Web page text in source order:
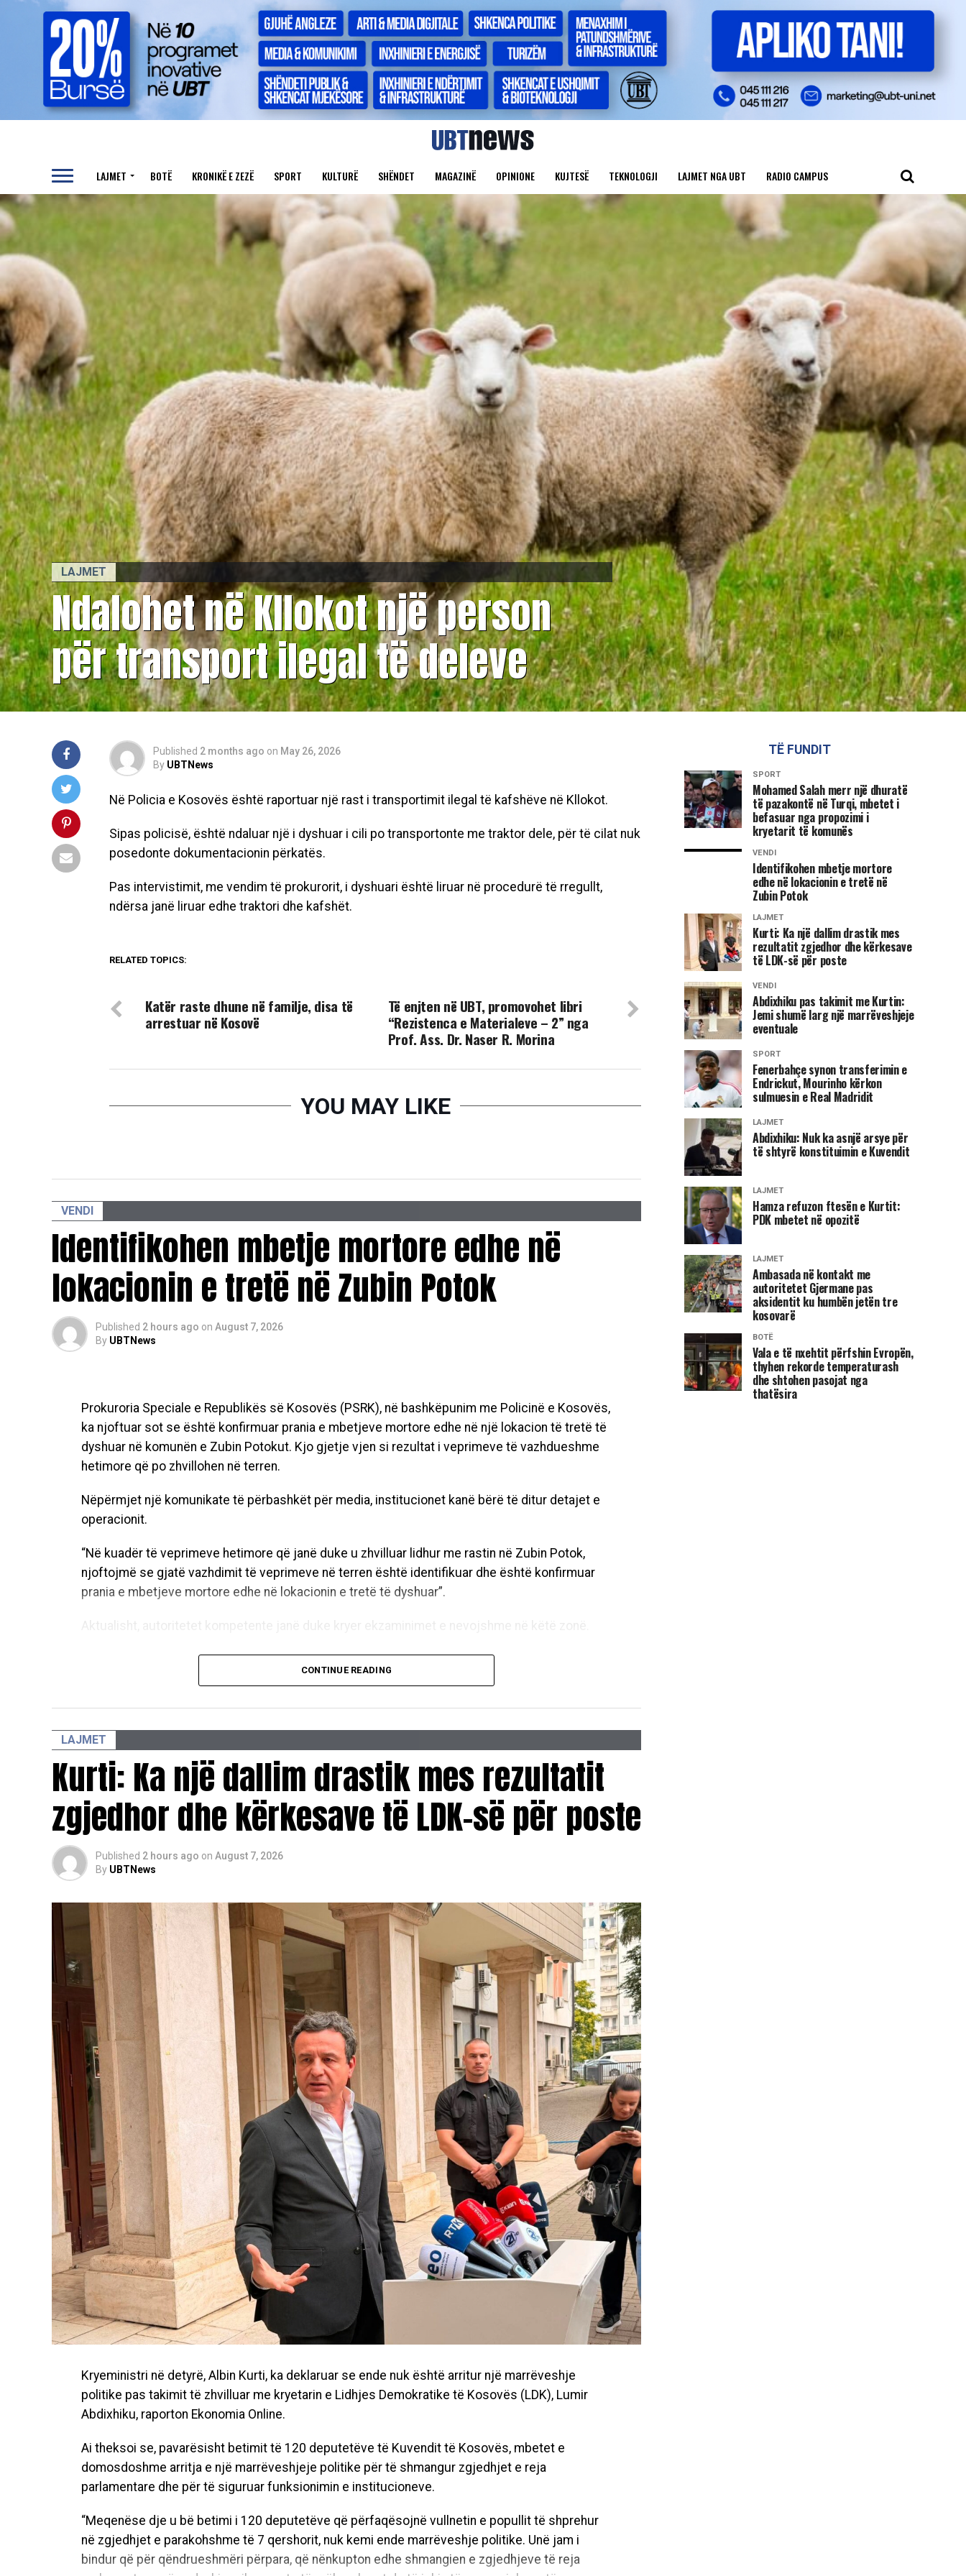
LAJMET BOTË KRONIKË E ZEZË SPORT KULTURË SHËNDET MAGAZINË OPINIONE KUJTESË TEKNOLOGJI LAJMET NGA UBT RADIO CAMPUS
LAJMET
Ndalohet në Kllokot një person
për transport ilegal të deleve
Published 2 months ago on May 26, 2026
By UBTNews
Në Policia e Kosovës është raportuar një rast i transportimit ilegal të kafshëve në Kllokot.
Sipas policisë, është ndaluar një i dyshuar i cili po transportonte me traktor dele, për të cilat nuk
posedonte dokumentacionin përkatës.
Pas intervistimit, me vendim të prokurorit, i dyshuari është liruar në procedurë të rregullt,
ndërsa janë liruar edhe traktori dhe kafshët.
RELATED TOPICS:
Të enjten në UBT, promovohet libri
“Rezistenca e Materialeve – 2” nga
Prof. Ass. Dr. Naser R. Morina
Katër raste dhune në familje, disa të
arrestuar në Kosovë
YOU MAY LIKE
VENDI
Identifikohen mbetje mortore edhe në
lokacionin e tretë në Zubin Potok
Published 2 hours ago on August 7, 2026
By UBTNews
Prokuroria Speciale e Republikës së Kosovës (PSRK), në bashkëpunim me Policinë e Kosovës,
ka njoftuar sot se është konfirmuar prania e mbetjeve mortore edhe në një lokacion të tretë të
dyshuar në komunën e Zubin Potokut. Kjo gjetje vjen si rezultat i veprimeve të vazhdueshme
hetimore që po zhvillohen në terren.
Nëpërmjet një komunikate të përbashkët për media, institucionet kanë bërë të ditur detajet e
operacionit.
“Në kuadër të veprimeve hetimore që janë duke u zhvilluar lidhur me rastin në Zubin Potok,
njoftojmë se gjatë vazhdimit të veprimeve në terren është identifikuar dhe është konfirmuar
prania e mbetjeve mortore edhe në lokacionin e tretë të dyshuar”.
“Në këtë lokacion janë duke u zhvilluar ekzaminimet dhe procedurat e nevojshme hetimore, në
Policia e Kosovës dhe Prokuroria Speciale e Republikës së Kosovës kanë rikonfirmuar
përkushtimin e tyre për këtë çështje.
“Policia e Kosovës dhe Prokuroria Speciale e Republikës së Kosovës mbeten të përkushtuara
për zbardhjen e plotë të këtij rasti, duke ndërmarrë të gjitha veprimet e nevojshme hetimore në
përputhje me ligjin dhe në koordinim të ngushtë ndërinstitucional”. /E.A/
CONTINUE READING
LAJMET
Kurti: Ka një dallim drastik mes rezultatit
zgjedhor dhe kërkesave të LDK-së për poste
Published 2 hours ago on August 7, 2026
By UBTNews
Kryeministri në detyrë, Albin Kurti, ka deklaruar se ende nuk është arritur një marrëveshje
politike pas takimit të zhvilluar me kryetarin e Lidhjes Demokratike të Kosovës (LDK), Lumir
Abdixhiku, raporton Ekonomia Online.
Ai theksoi se, pavarësisht betimit të 120 deputetëve të Kuvendit të Kosovës, mbetet e
domosdoshme arritja e një marrëveshjeje politike për të shmangur zgjedhjet e reja
parlamentare dhe për të siguruar funksionimin e institucioneve.
“Meqenëse dje u bë betimi i 120 deputetëve që përfaqësojnë vullnetin e popullit të shprehur
në zgjedhjet e parakohshme të 7 qershorit, nuk kemi ende marrëveshje politike. Unë jam i
bindur që për qëndrueshmëri përpara, që nënkupton edhe shmangien e zgjedhjeve të reja
TË FUNDIT
SPORT
Mohamed Salah merr një dhuratë
të pazakontë në Turqi, mbetet i
befasuar nga propozimi i
kryetarit të komunës
VENDI
Identifikohen mbetje mortore
edhe në lokacionin e tretë në
Zubin Potok
LAJMET
Kurti: Ka një dallim drastik mes
rezultatit zgjedhor dhe kërkesave
të LDK-së për poste
VENDI
Abdixhiku pas takimit me Kurtin:
Jemi shumë larg një marrëveshjeje
eventuale
SPORT
Fenerbahçe synon transferimin e
Endrickut, Mourinho kërkon
sulmuesin e Real Madridit
LAJMET
Abdixhiku: Nuk ka asnjë arsye për
të shtyrë konstituimin e Kuvendit
LAJMET
Hamza refuzon ftesën e Kurtit:
PDK mbetet në opozitë
LAJMET
Ambasada në kontakt me
autoritetet Gjermane pas
aksidentit ku humbën jetën tre
kosovarë
BOTË
Vala e të nxehtit përfshin Evropën,
thyhen rekorde temperaturash
dhe shtohen pasojat nga
thatësira